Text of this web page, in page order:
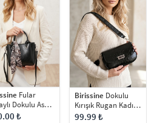
Fular
Dokulu Askılı
El ve Omuz
₺
Birissine Dokulu
Kırışık Rugan Kadın
Omuz Çantası
99.99 ₺